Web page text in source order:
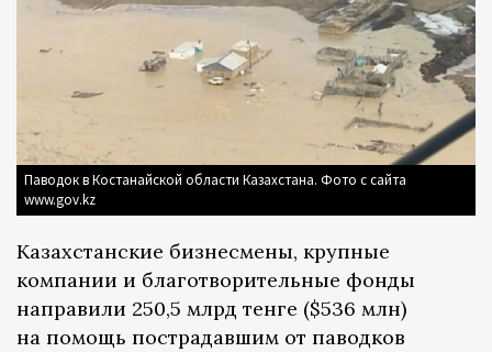
Паводок в Костанайской области Казахстана. Фото с сайта
www.gov.kz
Казахстанские бизнесмены, крупные
компании и благотворительные фонды
направили 250,5 млрд тенге ($536 млн)
на помощь пострадавшим от паводков